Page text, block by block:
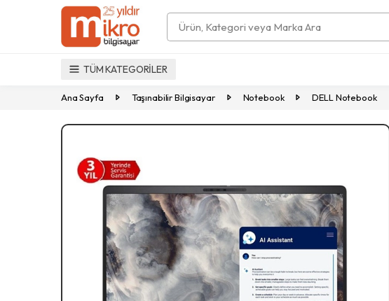
Search
TÜM KATEGORİLER
Ana Sayfa Taşınabilir Bilgisayar Notebook DELL Notebook
Previous